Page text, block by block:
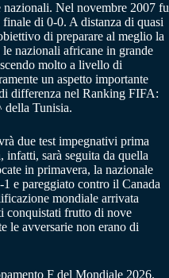
nazionali. Nel novembre 2007 fu
di 0-0. A distanza di quasi
di preparare al meglio la
nazionali africane in grande
molto a livello di
un aspetto importante
differenza nel Ranking FIFA:
della Tunisia.
due test impegnativi prima
infatti, sarà seguita da quella
in primavera, la nazionale
e pareggiato contro il Canada
mondiale arrivata
conquistati frutto di nove
le avversarie non erano di
F del Mondiale 2026.